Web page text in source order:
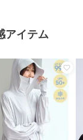
アイテム